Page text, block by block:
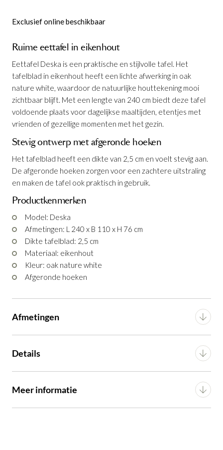
Exclusief online beschikbaar
Ruime eettafel in eikenhout
Eettafel Deska is een praktische en stijlvolle tafel. Het
tafelblad in eikenhout heeft een lichte afwerking in oak
nature white, waardoor de natuurlijke houttekening mooi
zichtbaar blijft. Met een lengte van 240 cm biedt deze tafel
voldoende plaats voor dagelijkse maaltijden, etentjes met
vrienden of gezellige momenten met het gezin.
Stevig ontwerp met afgeronde hoeken
Het tafelblad heeft een dikte van 2,5 cm en voelt stevig aan.
De afgeronde hoeken zorgen voor een zachtere uitstraling
en maken de tafel ook praktisch in gebruik.
Productkenmerken
Model: Deska
Afmetingen: L 240 x B 110 x H 76 cm
Dikte tafelblad: 2,5 cm
Materiaal: eikenhout
Kleur: oak nature white
Afgeronde hoeken
Afmetingen
Lengte 240 cm
Hoogte
Details
Montage Gemonteerd (in verpakking)
Meer informatie
toegevoegd aan je winkelmandje
Eettafel Deska 240 x 110 cm
Productnummer: G10150000891
€ 1.550,00
OF VERDER WINKELEN